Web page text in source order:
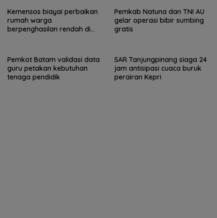
Kemensos biayai perbaikan
rumah warga
berpenghasilan rendah di
Pemkab Natuna dan TNI AU
gelar operasi bibir sumbing
gratis
Pemkot Batam validasi data
guru petakan kebutuhan
tenaga pendidik
SAR Tanjungpinang siaga 24
jam antisipasi cuaca buruk
perairan Kepri